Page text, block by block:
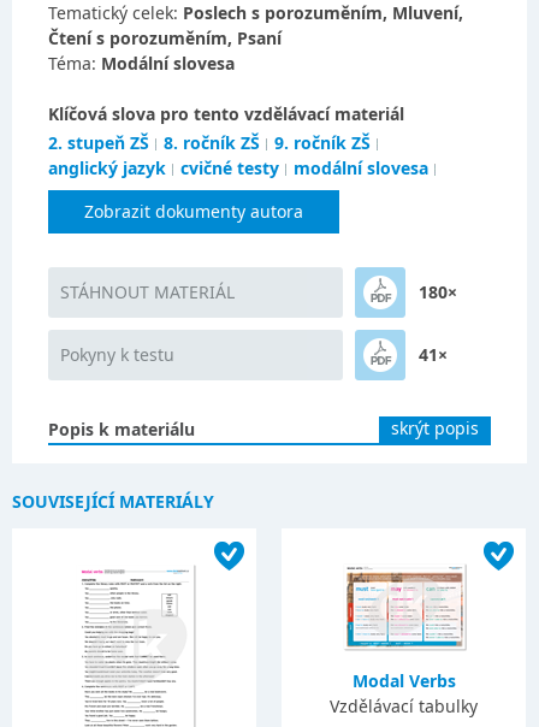
Tematický celek: Poslech s porozuměním, Mluvení,
Čtení s porozuměním, Psaní
Téma: Modální slovesa
Klíčová slova pro tento vzdělávací materiál
2. stupeň ZŠ
8. ročník ZŠ
9. ročník ZŠ
anglický jazyk
cvičné testy
modální slovesa
Zobrazit dokumenty autora
STÁHNOUT MATERIÁL 180×
Pokyny k testu 41×
Popis k materiálu skrýt popis
SOUVISEJÍCÍ MATERIÁLY
Modal Verbs
Vzdělávací tabulky